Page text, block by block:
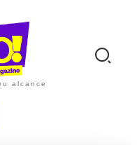
alcance